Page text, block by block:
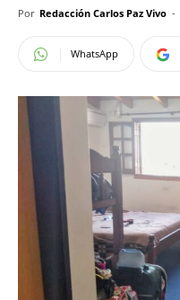
Por Redacción Carlos Paz Vivo -
WhatsApp